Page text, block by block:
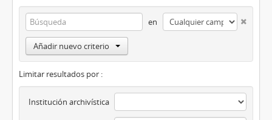
en
Añadir nuevo criterio
Limitar resultados por :
Institución archivística